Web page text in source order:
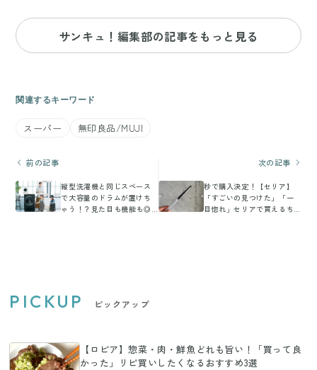
サンキュ！編集部の記事をもっと見る
関連するキーワード
スーパー 無印良品/MUJI
前の記事
縦型洗濯機と同じスペース
で大容量のドラムが置けち
ゃう！？見た目も機能も◎
次の記事
秒で購入決定！【セリア】
「すごいの見つけた」「一
目惚れ」セリアで買えるち
PICKUP ピックアップ
【ロピア】惣菜・肉・鮮魚どれも旨い！「買って良
かった」リピ買いしたくなるおすすめ3選